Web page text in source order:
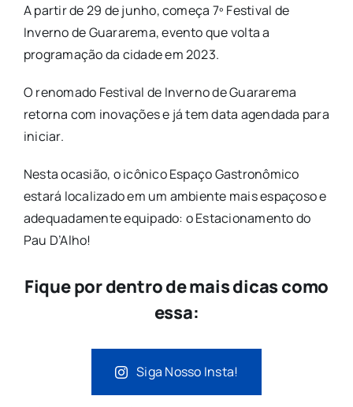
A partir de 29 de junho, começa 7º Festival de
Inverno de Guararema, evento que volta a
programação da cidade em 2023.
O renomado Festival de Inverno de Guararema
retorna com inovações e já tem data agendada para
iniciar.
Nesta ocasião, o icônico Espaço Gastronômico
estará localizado em um ambiente mais espaçoso e
adequadamente equipado: o Estacionamento do
Pau D’Alho!
Fique por dentro de mais dicas como
essa:
Siga Nosso Insta!